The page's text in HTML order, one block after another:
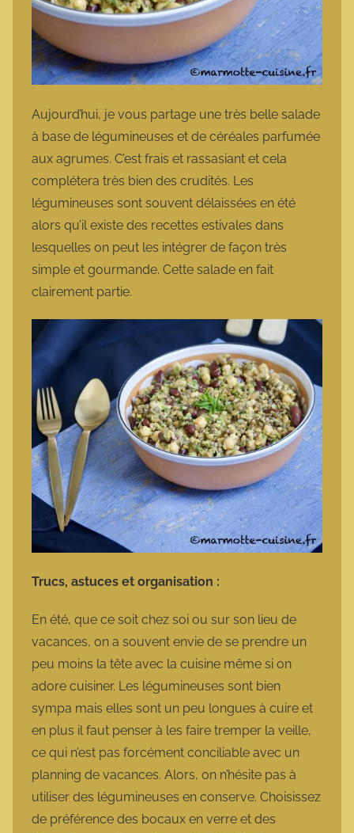
Aujourd’hui, je vous partage une très belle salade
à base de légumineuses et de céréales parfumée
aux agrumes. C’est frais et rassasiant et cela
complétera très bien des crudités. Les
légumineuses sont souvent délaissées en été
alors qu’il existe des recettes estivales dans
lesquelles on peut les intégrer de façon très
simple et gourmande. Cette salade en fait
clairement partie.
Trucs, astuces et organisation :
En été, que ce soit chez soi ou sur son lieu de
vacances, on a souvent envie de se prendre un
peu moins la tête avec la cuisine même si on
adore cuisiner. Les légumineuses sont bien
sympa mais elles sont un peu longues à cuire et
en plus il faut penser à les faire tremper la veille,
ce qui n’est pas forcément conciliable avec un
planning de vacances. Alors, on n’hésite pas à
utiliser des légumineuses en conserve. Choisissez
de préférence des bocaux en verre et des